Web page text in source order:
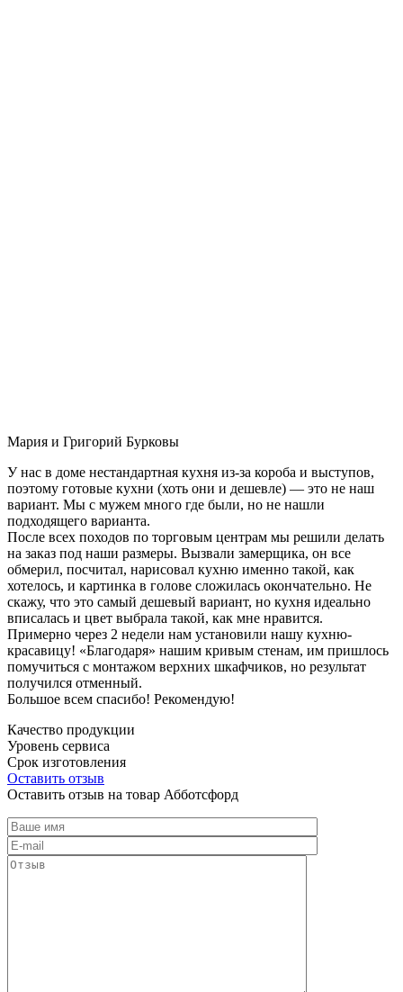
Мария и Григорий Бурковы
У нас в доме нестандартная кухня из-за короба и выступов,
поэтому готовые кухни (хоть они и дешевле) — это не наш
вариант. Мы с мужем много где были, но не нашли
подходящего варианта.
После всех походов по торговым центрам мы решили делать
на заказ под наши размеры. Вызвали замерщика, он все
обмерил, посчитал, нарисовал кухню именно такой, как
хотелось, и картинка в голове сложилась окончательно. Не
скажу, что это самый дешевый вариант, но кухня идеально
вписалась и цвет выбрала такой, как мне нравится.
Примерно через 2 недели нам установили нашу кухню-
красавицу! «Благодаря» нашим кривым стенам, им пришлось
помучиться с монтажом верхних шкафчиков, но результат
получился отменный.
Большое всем спасибо! Рекомендую!
Качество продукции
Уровень сервиса
Срок изготовления
Оставить отзыв
Оставить отзыв на товар Абботсфорд